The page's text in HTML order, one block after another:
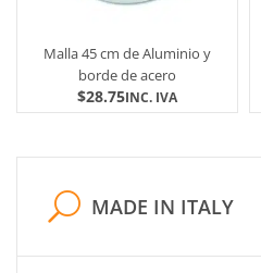
Malla 45 cm de Aluminio y
borde de acero
$28.75INC. IVA
MADE IN ITALY